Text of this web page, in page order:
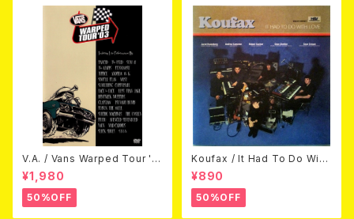
V.A. / Vans Warped Tour '0
3 (DVD)
¥1,980
50%OFF
Koufax / It Had To Do With
Love (CD)
¥890
50%OFF